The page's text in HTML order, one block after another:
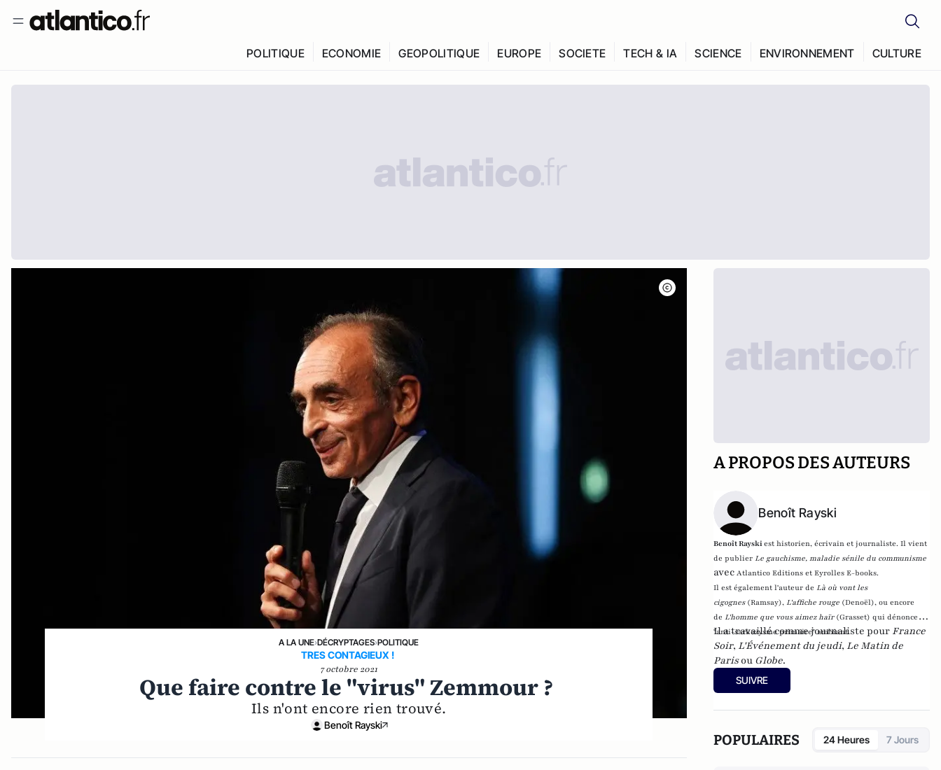
POLITIQUE ECONOMIE GEOPOLITIQUE EUROPE SOCIETE TECH & IA SCIENCE ENVIRONNEMENT CULTURE
A LA UNE›DÉCRYPTAGES›POLITIQUE
TRES CONTAGIEUX !
7 octobre 2021
Que faire contre le "virus" Zemmour ?
Ils n'ont encore rien trouvé.
Benoît Rayski
A PROPOS DES AUTEURS
Benoît Rayski
Benoît Rayskiest historien, écrivain et journaliste. Il vient
de publierLe gauchisme, maladie sénile du communisme
avecAtlantico Editions et Eyrolles E-books.
Il est également l'auteur deLà où vont les
cigognes (Ramsay),L'affiche rouge (Denoël), ou encore
deL'homme que vous aimez haïr (Grasset) qui dénonce l'
"anti-sarkozysme primaire" ambiant.
Il a travaillé comme journaliste pour France
Soir, L'Événement du jeudi, Le Matin de
Parisou Globe.
SUIVRE
POPULAIRES 24 Heures 7 Jours